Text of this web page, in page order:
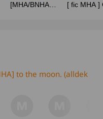
[MHA/BNHA]
[ fic MHA ]
to the moon. (alldek